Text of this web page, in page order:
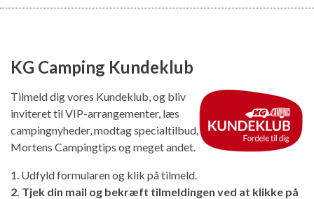
KG Camping Kundeklub
Tilmeld dig vores Kundeklub, og bliv
inviteret til VIP-arrangementer, læs
campingnyheder, modtag specialtilbud,
Mortens Campingtips og meget andet.
1. Udfyld formularen og klik på tilmeld.
2. Tjek din mail og bekræft tilmeldingen ved at klikke på